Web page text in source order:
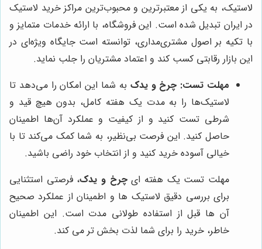
لاستیک، به یکی از معتبرترین و محبوب‌ترین مراکز خرید لاستیک
در ایران تبدیل شده است. این فروشگاه، با ارائه خدمات متمایز و
با تکیه بر اصول مشتری‌مداری، توانسته است جایگاه ویژه‌ای در
این بازار رقابتی کسب کند و اعتماد مشتریان را جلب نماید.
مهلت تست: چرخ و یدک به شما این امکان را می‌دهد تا
لاستیک‌ها را به مدت یک هفته کامل، بدون هیچ قید و
شرطی تست کنید و از کیفیت و عملکرد آن‌ها اطمینان
حاصل کنید. این فرصت بی‌نظیر، به شما کمک می‌کند تا با
خیالی آسوده خرید کنید و از انتخاب خود راضی باشید.
مهلت تست یک هفته ایچرخ و یدک، فرصتی استثنایی
برای بررسی دقیق لاستیک ها و اطمینان از عملکرد صحیح
آن ها قبل از استفاده طولانی مدت است. این اطمینان
خاطر، خرید را برای شما لذت بخش تر می کند.